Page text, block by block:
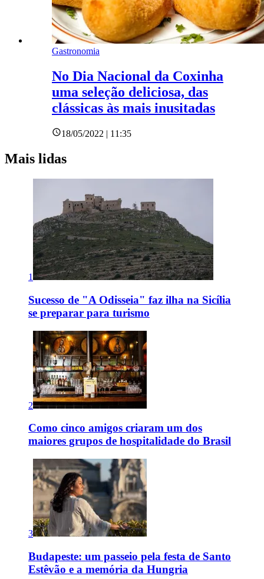
Gastronomia
No Dia Nacional da Coxinha
uma seleção deliciosa, das
clássicas às mais inusitadas
18/05/2022 | 11:35
Mais lidas
1
Sucesso de "A Odisseia" faz ilha na Sicília
se preparar para turismo
2
Como cinco amigos criaram um dos
maiores grupos de hospitalidade do Brasil
3
Budapeste: um passeio pela festa de Santo
Estêvão e a memória da Hungria